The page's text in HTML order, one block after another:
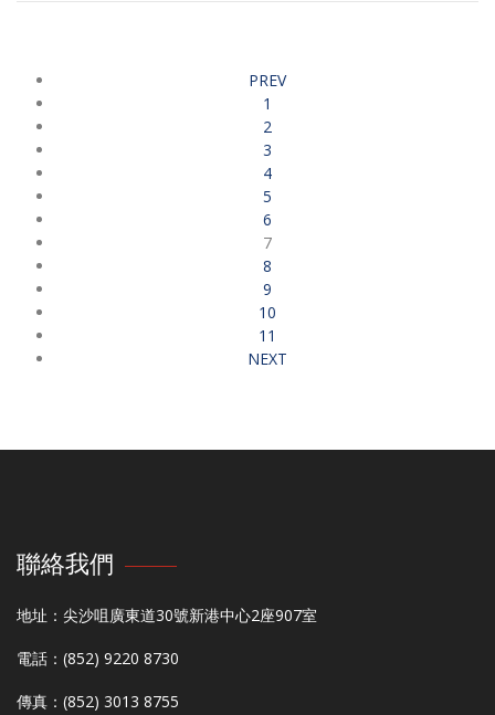
PREV
1
2
3
4
5
6
7
8
9
10
11
NEXT
聯絡我們
地址：尖沙咀廣東道30號新港中心2座907室
電話：(852) 9220 8730
傳真：(852) 3013 8755